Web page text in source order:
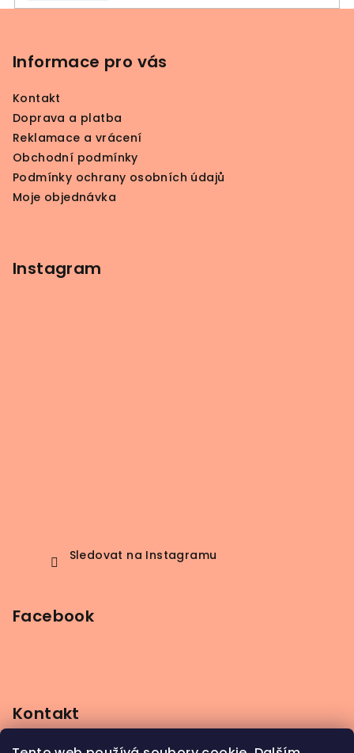
Informace pro vás
Kontakt
Doprava a platba
Reklamace a vrácení
Obchodní podmínky
Podmínky ochrany osobních údajů
Moje objednávka
Instagram
Sledovat na Instagramu
Facebook
Kontakt